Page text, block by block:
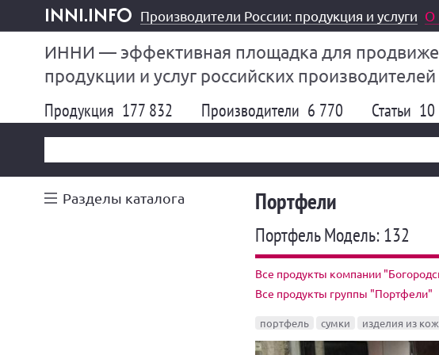
inni.info
Производители России: продукция и услуги О
ИННИ — эффективная площадка для
продукции и услуг российских производителей
Продукция 177 832 Производители 6 770 Статьи
Разделы каталога Портфели
Портфель Модель: 132
Все продукты компании
Все продукты группы "Портфели"
портфель сумки изделия из